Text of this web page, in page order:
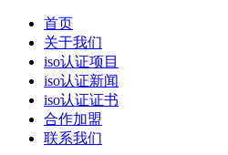
首页
关于我们
iso认证项目
iso认证新闻
iso认证证书
合作加盟
联系我们